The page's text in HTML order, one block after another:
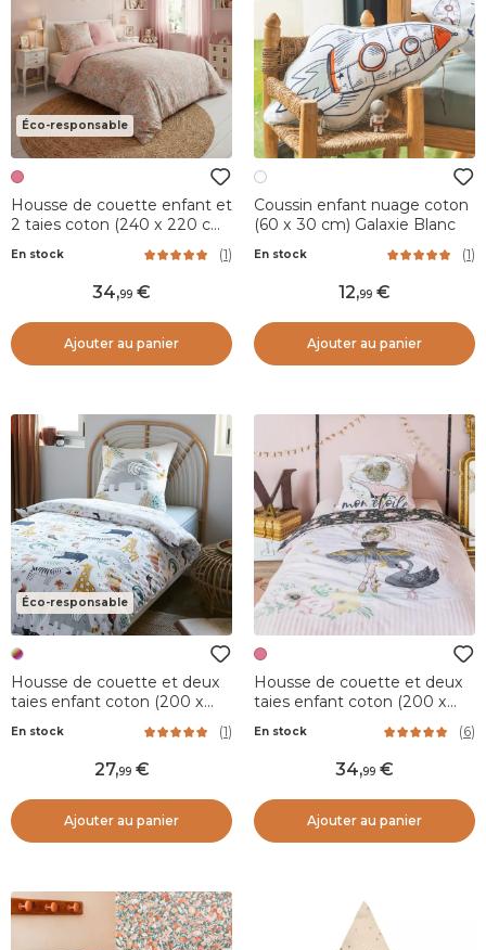
Éco-responsable
Housse de couette enfant et
2 taies coton (240 x 220 cm)
En stock (1)
34,99
Ajouter au panier
Coussin enfant nuage coton
(60 x 30 cm) Galaxie Blanc
En stock (1)
12,99
Ajouter au panier
Éco-responsable
Housse de couette et deux
taies enfant coton (200 x
200 cm) Savane Multicolore
En stock (1)
27,99
Ajouter au panier
Housse de couette et deux
taies enfant coton (200 x
En stock (6)
34,99
Ajouter au panier